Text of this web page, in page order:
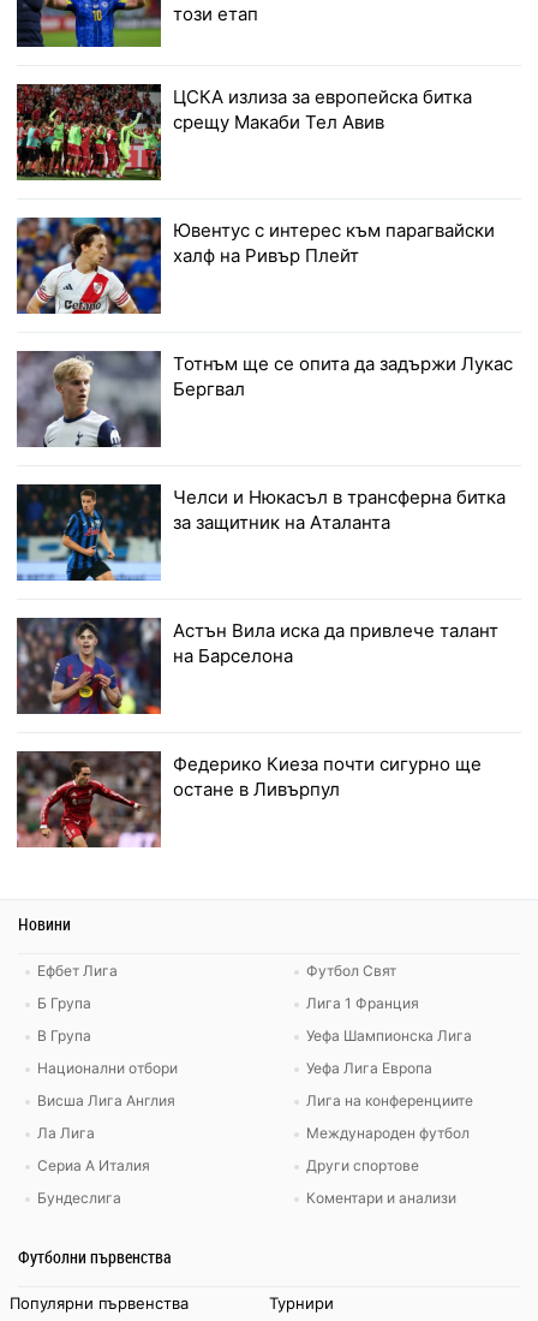
този етап
ЦСКА излиза за европейска битка
срещу Макаби Тел Авив
Ювентус с интерес към парагвайски
халф на Ривър Плейт
Тотнъм ще се опита да задържи Лукас
Бергвал
Челси и Нюкасъл в трансферна битка
за защитник на Аталанта
Астън Вила иска да привлече талант
на Барселона
Федерико Киеза почти сигурно ще
остане в Ливърпул
Новини
Ефбет Лига
Б Група
В Група
Национални отбори
Висша Лига Англия
Ла Лига
Сериа А Италия
Бундеслига
Футбол Свят
Лига 1 Франция
Уефа Шампионска Лига
Уефа Лига Европа
Лига на конференциите
Международен футбол
Други спортове
Коментари и анализи
Футболни първенства
Популярни първенства Турнири